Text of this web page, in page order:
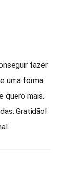
fazer
uma forma
quero mais.
Gratidão!